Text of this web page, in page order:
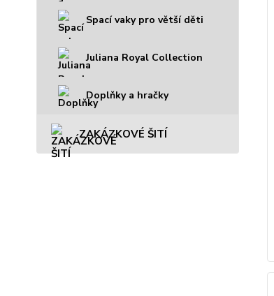
Spací vaky pro větší děti
Juliana Royal Collection
Doplňky a hračky
ZAKÁZKOVÉ ŠITÍ